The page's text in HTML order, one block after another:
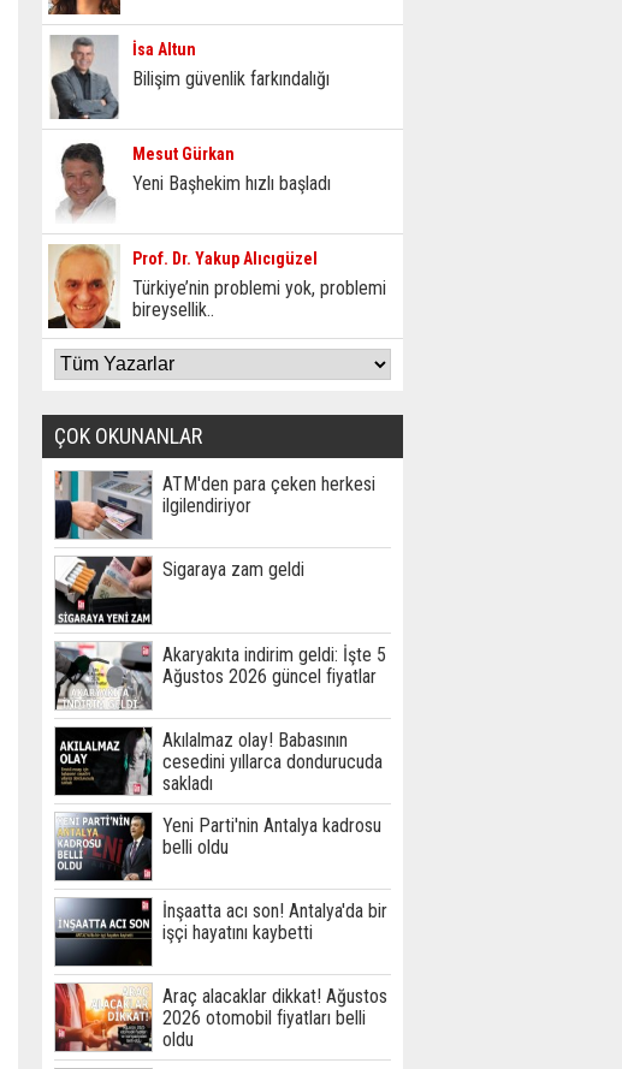
İsa Altun
Bilişim güvenlik farkındalığı
Mesut Gürkan
Yeni Başhekim hızlı başladı
Prof. Dr. Yakup Alıcıgüzel
Türkiye’nin problemi yok, problemi
bireysellik..
ÇOK OKUNANLAR
ATM'den para çeken herkesi
ilgilendiriyor
Sigaraya zam geldi
Akaryakıta indirim geldi: İşte 5
Ağustos 2026 güncel fiyatlar
Akılalmaz olay! Babasının
cesedini yıllarca dondurucuda
sakladı
Yeni Parti'nin Antalya kadrosu
belli oldu
İnşaatta acı son! Antalya'da bir
işçi hayatını kaybetti
Araç alacaklar dikkat! Ağustos
2026 otomobil fiyatları belli
oldu